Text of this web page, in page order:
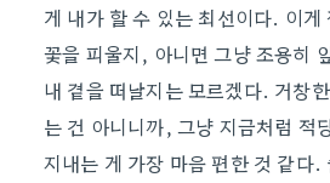
게 내가 할 수 있는 최선이다. 이
꽃을 피울지, 아니면 그냥 조용히
내 곁을 떠날지는 모르겠다. 거창
는 건 아니니까, 그냥 지금처럼 적
지내는 게 가장 마음 편한 것 같다.